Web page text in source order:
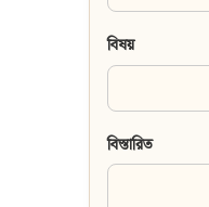
বিষয়
বিস্তারিত